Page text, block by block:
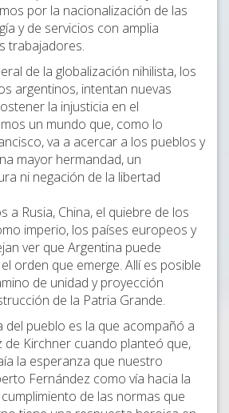
por la nacionalización de las
y de servicios con amplia
trabajadores.
de la globalización nihilista, los
argentinos, intentan nuevas
la injusticia en el
un mundo que, como lo
va a acercar a los pueblos y
mayor hermandad, un
ni negación de la libertad
a Rusia, China, el quiebre de los
imperio, los países europeos y
ver que Argentina puede
orden que emerge. Allí es posible
de unidad y proyección
de la Patria Grande.
del pueblo es la que acompañó a
de Kirchner cuando planteó que,
la esperanza que nuestro
Fernández como vía hacia la
de las normas que